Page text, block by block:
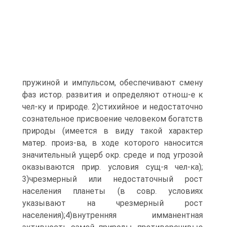
пружиной и импульсом, обеспечивают смену
фаз истор. развития и определяют отнош-е к
чел-ку и природе. 2)стихийное и недостаточно
сознательное присвоение человеком богатств
природы (имеется в виду такой характер
матер. произ-ва, в ходе которого наносится
значительный ущерб окр. среде и под угрозой
оказываются прир. условия сущ-я чел-ка);
3)чрезмерный или недостаточный рост
населения планеты (в совр. условиях
указывают на чрезмерный рост
населения);4)внутренняя имманентная